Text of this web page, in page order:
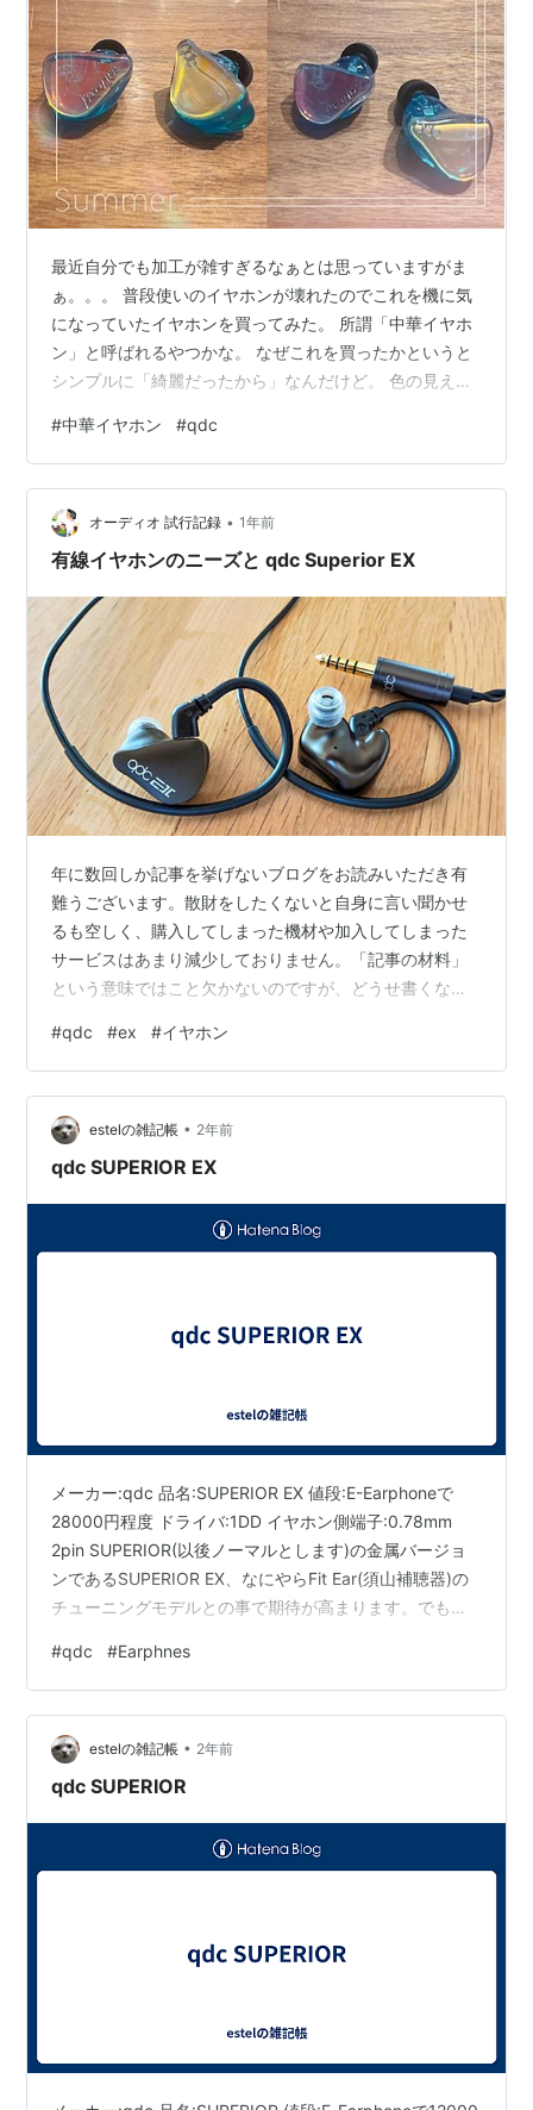
最近自分でも加工が雑すぎるなぁとは思っていますがま
ぁ。。。 普段使いのイヤホンが壊れたのでこれを機に気
になっていたイヤホンを買ってみた。 所謂「中華イヤホ
ン」と呼ばれるやつかな。 なぜこれを買ったかというと
シンプルに「綺麗だったから」なんだけど。 色の見え方
メラルドと二色展開。多分。 深くは知らない。笑 そもそ
もそんなに詳しくないからほぼほぼうわべだけ調べて購
入しました。 こういう商品説明に使われるこのお写真の
色は暗いところでないと出ないかも。 日中は黄色みが強
くでます。 みかんジュースと同じ色だったので一緒に撮
#中華イヤホン #qdc
オーディオ 試行記録 • 1年前
有線イヤホンのニーズと qdc Superior EX
年に数回しか記事を挙げないブログをお読みいただき有
難うございます。散財をしたくないと自身に言い聞かせ
るも空しく、購入してしまった機材や加入してしまった
サービスはあまり減少しておりません。「記事の材料」
という意味ではこと欠かないのですが、どうせ書くなら
うと手が止まってしまいます。 掲題の qdc Superior
EX。優れた記事が豊富に存在します。いまさら私に還元
できるものがあるのかと考えてしまっていました。執筆
時点で在庫限りの販売となっている様子です。しかし、
売れていて多くの方が手にし、かつ多くの記事があるか
#qdc #ex #イヤホン
estelの雑記帳 • 2年前
qdc SUPERIOR EX
メーカー:qdc 品名:SUPERIOR EX 値段:E-Earphoneで
28000円程度 ドライバ:1DD イヤホン側端子:0.78mm
2pin SUPERIOR(以後ノーマルとします)の金属バージョ
ンであるSUPERIOR EX、なにやらFit Ear(須山補聴器)の
チューニングモデルとの事で期待が高まります。でも値
り、ケーブルの線が2本になっていますがこちらもノーマ
ルより高いです。 パッケージはノーマルモデルとほぼ一
緒、付属品も同じです。シェルの材質が艶消し黒の金属
になり、ノーマルより地味になっています。 ケーブルは
純正EX用の…
#qdc #Earphnes
estelの雑記帳 • 2年前
qdc SUPERIOR